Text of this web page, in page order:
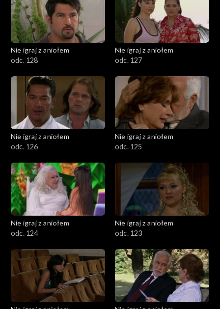
Nie igraj z aniołem
odc. 128
Nie igraj z aniołem
odc. 127
Nie igraj z aniołem
odc. 126
Nie igraj z aniołem
odc. 125
Nie igraj z aniołem
odc. 124
Nie igraj z aniołem
odc. 123